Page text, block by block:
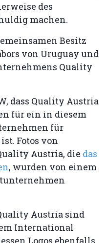
des
machen.
Besitz
von Uruguay und
Quality
dass Quality Austria
für ein in diesem
für
Fotos von
Austria, die das
, wurden von einem
Austria sind
International